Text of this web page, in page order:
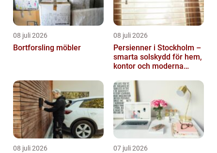
08 juli 2026
Bortforsling möbler
08 juli 2026
Persienner i Stockholm –
smarta solskydd för hem,
kontor och moderna
08 juli 2026 07 juli 2026